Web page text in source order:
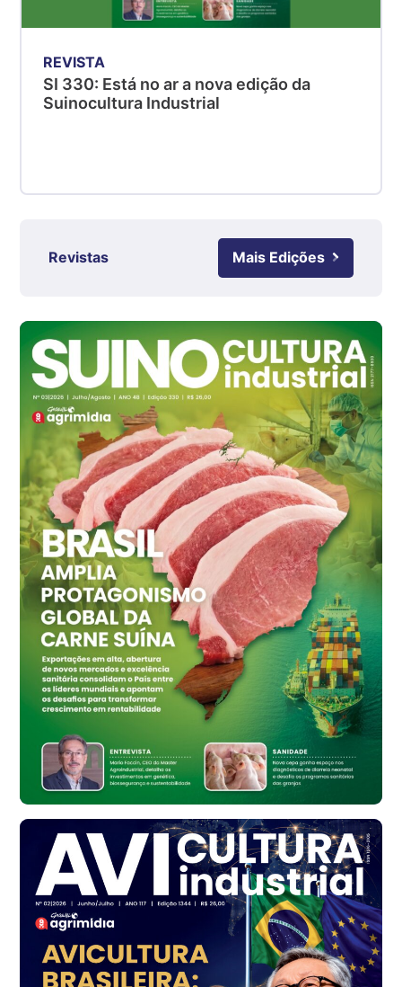
kg
Suíno - Estadual
SC
R$ 142,87
cx
Ovo Branco - Regional
Branco
R$ 145,34
cx
Ovo Vermelho - Regional
Grande São Paulo (SP)
R$ 155,59
cx
Ovo Vermelho - Regional
Vermelho
R$ 159,31
cx
Ovo Branco - Regional
Bastos (SP)
R$ 134,42
cx
Ovo Vermelho - Regional
Bastos (SP)
R$ 148,56
Frango - Indicador
R$ 7,16
kg
Frango - Indicador
SP
R$ 7,18
REVISTA
SI 330: Está no ar a nova edição da
Suinocultura Industrial
Revistas Mais Edições